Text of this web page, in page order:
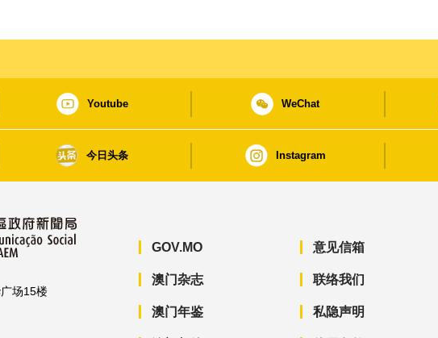
Youtube WeChat
今日头条 Instagram
场15楼
GOV.MO
澳门杂志
澳门年鉴
意见信箱
联络我们
私隐声明